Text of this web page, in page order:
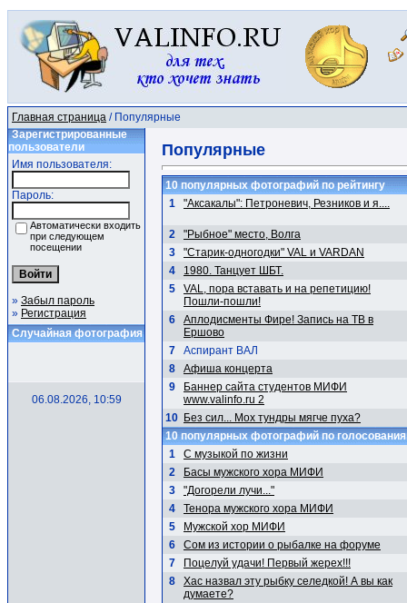
Главная страница / Популярные
Зарегистрированные
пользователи
Имя пользователя:
Пароль:
Автоматически входить
при следующем
посещении
» Забыл пароль
» Регистрация
Случайная фотография
06.08.2026, 10:59
Популярные
10 популярных фотографий по рейтингу
1
"Аксакалы": Петроневич, Резников и я....
2
"Рыбное" место, Волга
3
"Старик-одногодки" VAL и VARDAN
4
1980. Танцует ШБТ.
5
VAL, пора вставать и на репетицию!
Пошли-пошли!
6
Аплодисменты Фире! Запись на ТВ в
Ершово
7
Аспирант ВАЛ
8
Афиша концерта
9
Баннер сайта студентов МИФИ
www.valinfo.ru 2
10 Без сил... Мох тундры мягче пуха?
10 популярных фотографий по
1
С музыкой по жизни
2
Басы мужского хора МИФИ
3
"Догорели лучи..."
4
Тенора мужского хора МИФИ
5
Мужской хор МИФИ
6
Сом из истории о рыбалке на форуме
7
Поцелуй удачи! Первый жерех!!!
8
Хас назвал эту рыбку селедкой! А вы как
думаете?